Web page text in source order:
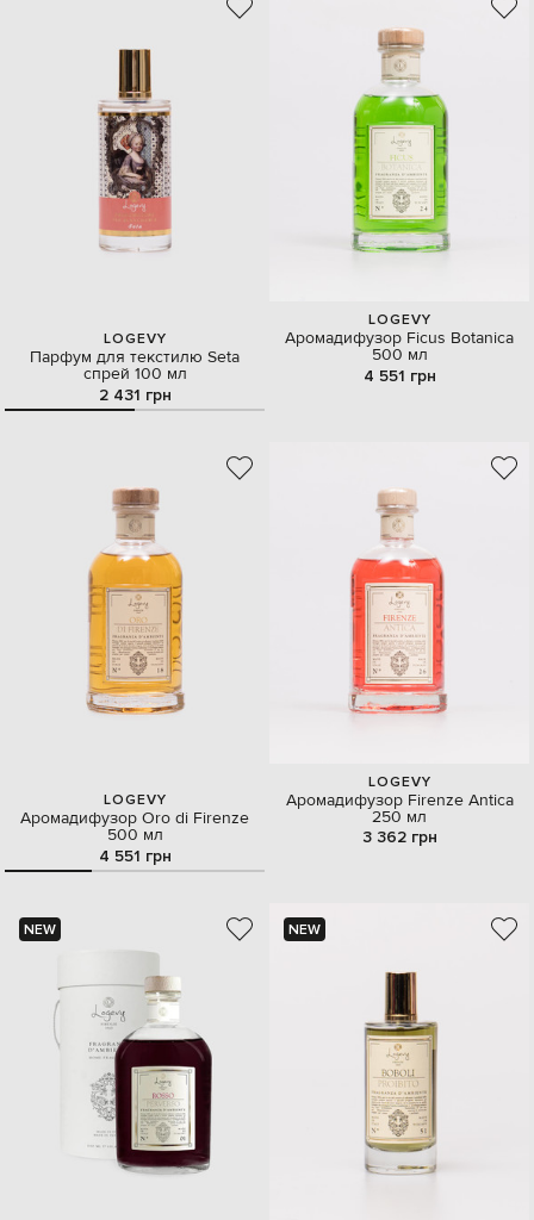
LOGEVY
Парфум для текстилю Seta
спрей 100 мл
2 431 грн
LOGEVY
Аромадифузор Ficus Botanica
500 мл
4 551 грн
LOGEVY
Аромадифузор Oro di Firenze
500 мл
4 551 грн
LOGEVY
Аромадифузор Firenze Antica
250 мл
3 362 грн
NEW NEW